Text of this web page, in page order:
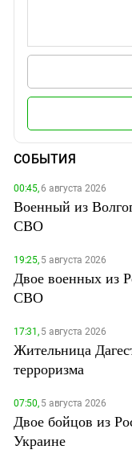
СОБЫТИЯ
00:45,6 августа 2026
Военный из
СВО
19:25,5 августа 2026
Двое военных из
СВО
17:31,5 августа 2026
Жительница
терроризма
07:50,5 августа 2026
Двое бойцов из
Украине